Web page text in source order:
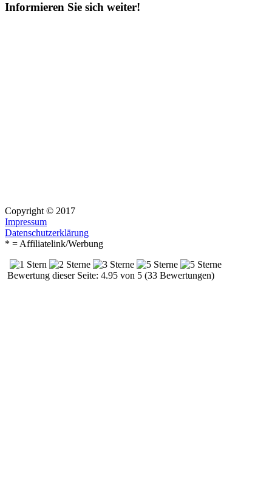
Informieren Sie sich weiter!
Copyright © 2017
Impressum
Datenschutzerklärung
* = Affiliatelink/Werbung
Bewertung dieser Seite: 4.95 von 5 (33 Bewertungen)